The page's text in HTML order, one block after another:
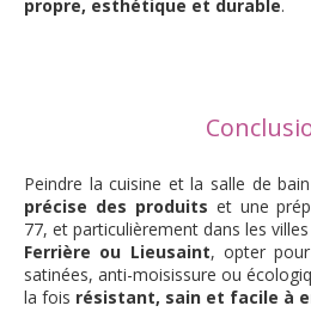
propre, esthétique et durable.
Peindre la cuisine et la salle de
précise des produits et une
77, et particulièrement dans les
Ferrière ou Lieusaint, opter
satinées, anti-moisissure ou
la fois résistant, sain et facile à